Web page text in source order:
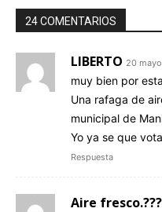
24 COMENTARIOS
LIBERTO 20
muy bien por
Una rafaga de
municipal de
Yo ya se que
Respuesta
Aire